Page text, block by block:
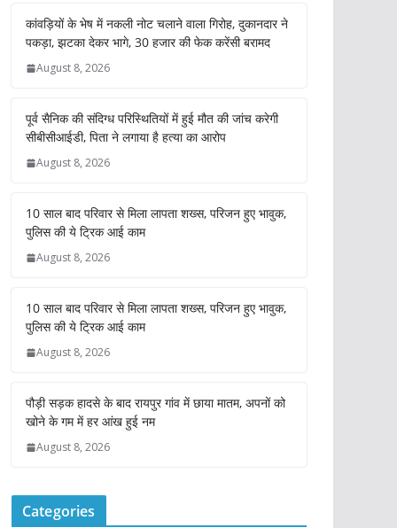
कांवड़ियों के भेष में नकली नोट चलाने वाला गिरोह, दुकानदार ने
पकड़ा, झटका देकर भागे, 30 हजार की फेक करेंसी बरामद
August 8, 2026
पूर्व सैनिक की संदिग्ध परिस्थितियों में हुई मौत की जांच करेगी
सीबीसीआईडी, पिता ने लगाया है हत्या का आरोप
August 8, 2026
10 साल बाद परिवार से मिला लापता शख्स, परिजन हुए भावुक,
पुलिस की ये ट्रिक आई काम
August 8, 2026
10 साल बाद परिवार से मिला लापता शख्स, परिजन हुए भावुक,
पुलिस की ये ट्रिक आई काम
August 8, 2026
पौड़ी सड़क हादसे के बाद रायपुर गांव में छाया मातम, अपनों को
खोने के गम में हर आंख हुई नम
August 8, 2026
Categories